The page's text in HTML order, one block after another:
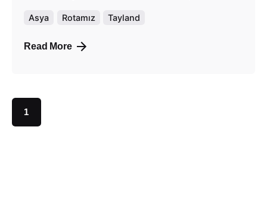
Asya Rotamız Tayland
Read More
1